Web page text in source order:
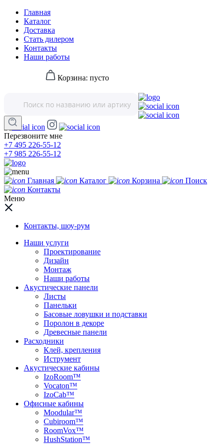
Главная
Каталог
Доставка
Стать дилером
Контакты
Наши работы
Корзина: пусто
Перезвоните мне
+7 495 226-55-12
+7 985 226-55-12
Главная Каталог Корзина
Поиск
Контакты
Меню
Контакты, шоу-рум
Наши услуги
Проектирование
Дизайн
Монтаж
Наши работы
Акустические панели
Листы
Панельки
Басовые ловушки и подставки
Поролон в декоре
Древесные панели
Расходники
Клей, крепления
Иструмент
Акустические кабины
IzoRoom™
Vocaton™
IzoCab™
Офисные кабины
Moodular™
Cubiroom™
RoomVox™
HushStation™